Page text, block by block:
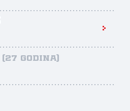
(27 godina)